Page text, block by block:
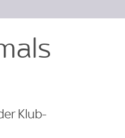
Klub-